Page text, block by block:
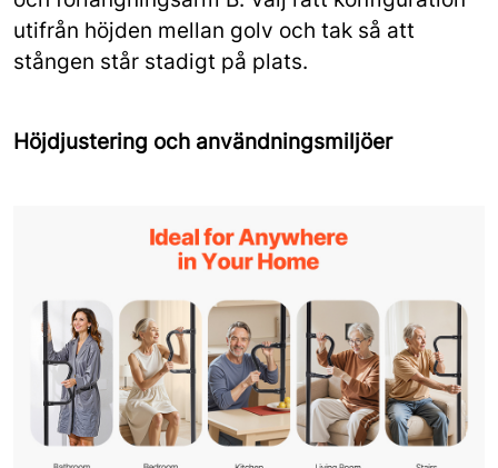
utifrån höjden mellan golv och tak så att
stången står stadigt på plats.
Höjdjustering och användningsmiljöer